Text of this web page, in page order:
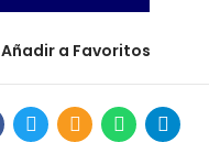
Añadir a Favoritos